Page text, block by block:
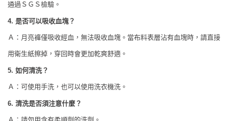
通過ＳＧＳ檢驗。
4. 是否可以吸收血塊？
Ａ：月亮褲僅吸收經血，無法吸收血塊。當布料表層沾有血塊時，請直接
用衛生紙擦掉，穿回時會更加乾爽舒適。
5. 如何清洗？
Ａ：可使用手洗，也可以使用洗衣機洗。
6. 清洗是否須注意什麼？